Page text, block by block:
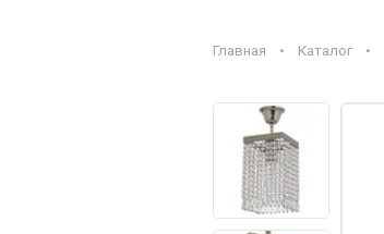
Главная • Каталог•